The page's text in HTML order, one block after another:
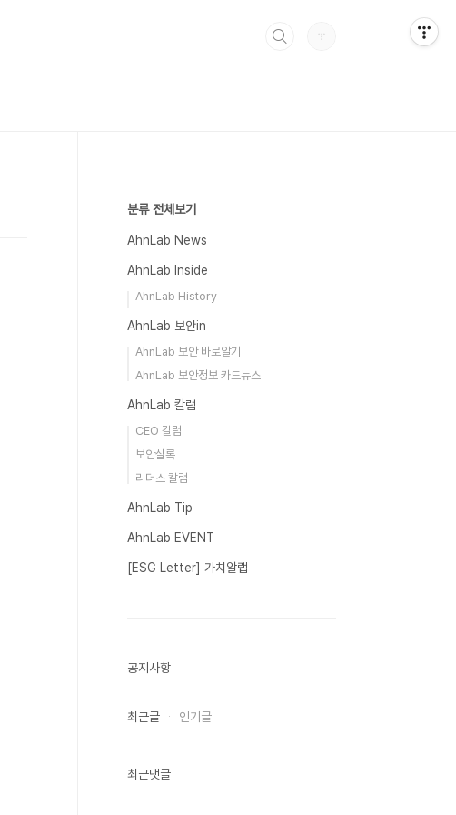
분류 전체보기
AhnLab News
AhnLab Inside
AhnLab History
AhnLab 보안in
AhnLab 보안 바로알기
AhnLab 보안정보 카드뉴스
AhnLab 칼럼
CEO 칼럼
보안실록
리더스 칼럼
AhnLab Tip
AhnLab EVENT
[ESG Letter] 가치알랩
공지사항
최근글 인기글
최근댓글